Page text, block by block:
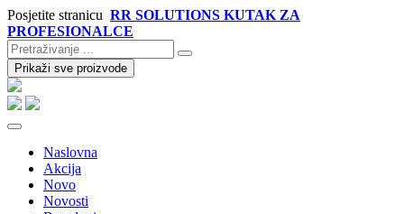
Posjetite stranicu RR SOLUTIONS KUTAK ZA
PROFESIONALCE
Prikaži sve proizvode
Naslovna
Akcija
Novo
Novosti